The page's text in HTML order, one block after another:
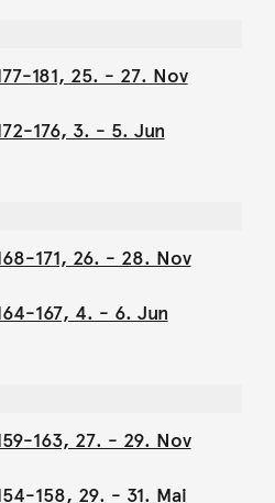
181, 25. - 27. Nov
176, 3. - 5. Jun
171, 26. - 28. Nov
167, 4. - 6. Jun
163, 27. - 29. Nov
158, 29. - 31. Mai